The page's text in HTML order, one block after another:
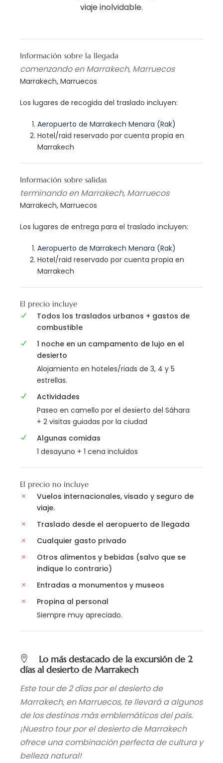
viaje inolvidable.
Información sobre la llegada
comenzando en Marrakech, Marruecos
Marrakech, Marruecos
Los lugares de recogida del traslado incluyen:
Aeropuerto de Marrakech Menara (Rak)
Hotel/raid reservado por cuenta propia en
Marrakech
Información sobre salidas
terminando en Marrakech, Marruecos
Marrakech, Marruecos
Los lugares de entrega para el traslado incluyen:
Aeropuerto de Marrakech Menara (Rak)
Hotel/raid reservado por cuenta propia en
Marrakech
El precio incluye
Todos los traslados urbanos + gastos de
combustible
1 noche en un campamento de lujo en el
desierto
Alojamiento en hoteles/riads de 3, 4 y 5
estrellas.
Actividades
Paseo en camello por el desierto del Sáhara
+ 2 visitas guiadas por la ciudad
Algunas comidas
1 desayuno + 1 cena incluidos
El precio no incluye
Vuelos internacionales, visado y seguro de
viaje.
Traslado desde el aeropuerto de llegada
Cualquier gasto privado
Otros alimentos y bebidas (salvo que se
indique lo contrario)
Entradas a monumentos y museos
Propina al personal
Siempre muy apreciado.
Lo más destacado de la excursión de 2
días al desierto de Marrakech
Este tour de 2 días por el desierto de
Marrakech, en Marruecos, te llevará a algunos
de los destinos más emblemáticos del país.
¡Nuestro tour por el desierto de Marrakech
ofrece una combinación perfecta de cultura y
belleza natural!